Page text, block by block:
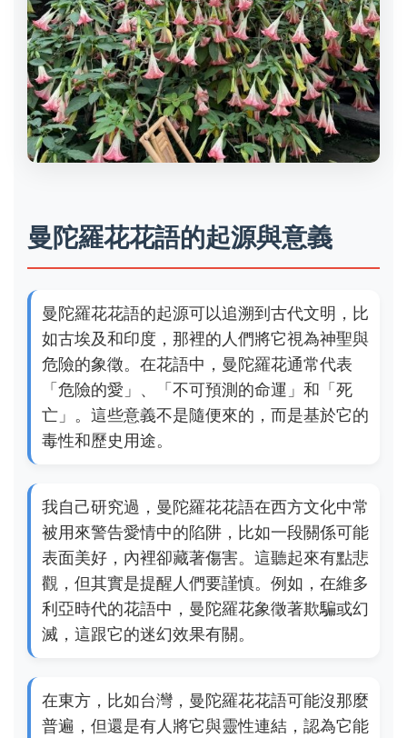
曼陀羅花花語的起源與意義
曼陀羅花花語的起源可以追溯到古代文明，比
如古埃及和印度，那裡的人們將它視為神聖與
危險的象徵。在花語中，曼陀羅花通常代表
「危險的愛」、「不可預測的命運」和「死
亡」。這些意義不是隨便來的，而是基於它的
毒性和歷史用途。
我自己研究過，曼陀羅花花語在西方文化中常
被用來警告愛情中的陷阱，比如一段關係可能
表面美好，內裡卻藏著傷害。這聽起來有點悲
觀，但其實是提醒人們要謹慎。例如，在維多
利亞時代的花語中，曼陀羅花象徵著欺騙或幻
滅，這跟它的迷幻效果有關。
在東方，比如台灣，曼陀羅花花語可能沒那麼
普遍，但還是有人將它與靈性連結，認為它能